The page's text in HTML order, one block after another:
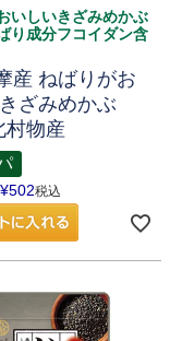
いしいきざみめかぶ
り成分フコイダン含
産 ねばりがお
ざみめかぶ
村物産
¥502税込